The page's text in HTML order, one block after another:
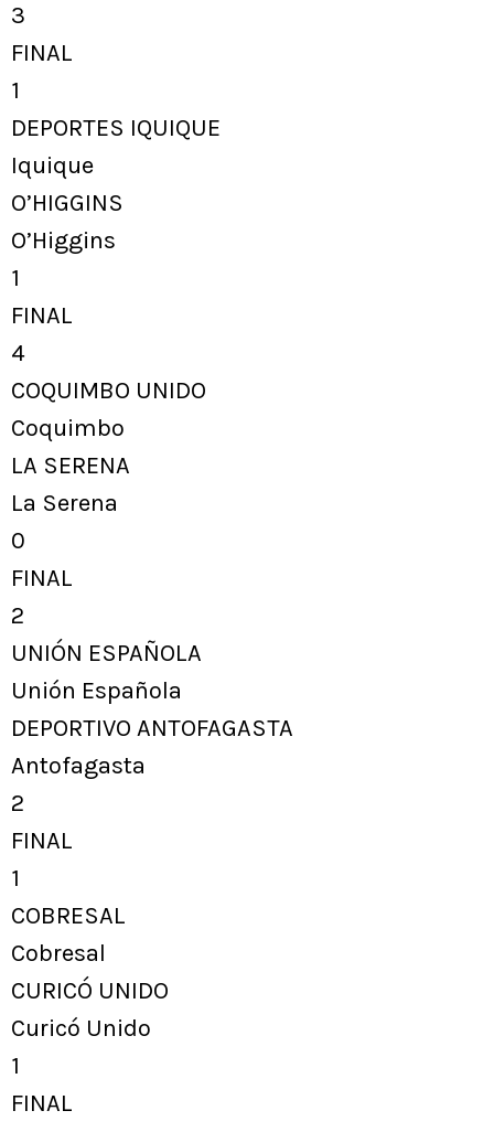
3
FINAL
1
DEPORTES IQUIQUE
Iquique
O’HIGGINS
O’Higgins
1
FINAL
4
COQUIMBO UNIDO
Coquimbo
LA SERENA
La Serena
0
FINAL
2
UNIÓN ESPAÑOLA
Unión Española
DEPORTIVO ANTOFAGASTA
Antofagasta
2
FINAL
1
COBRESAL
Cobresal
CURICÓ UNIDO
Curicó Unido
1
FINAL